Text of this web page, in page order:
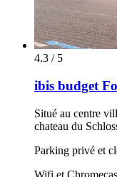
4.3 / 5
ibis budget
Situé au centre
chateau du
Parking privé et
Wifi et